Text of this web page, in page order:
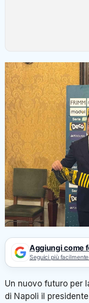
Aggiungi come
Seguici più
Un nuovo futuro per
di Napoli il